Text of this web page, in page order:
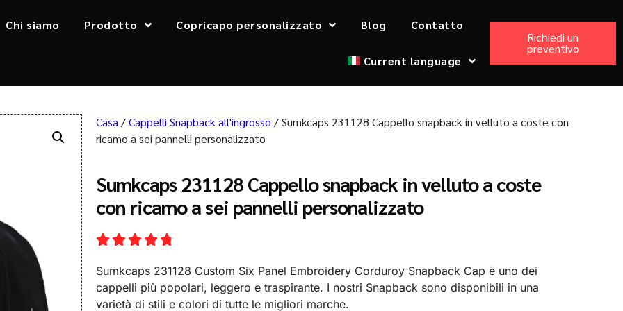
Chi siamo Prodotto Copricapo personalizzato Blog Contatto
Current language
Richiedi un
preventivo
Casa/Cappelli Snapback all'ingrosso / Sumkcaps 231128 Cappello snapback in velluto a coste con
ricamo a sei pannelli personalizzato
Sumkcaps 231128 Cappello snapback in velluto a coste
con ricamo a sei pannelli personalizzato
Sumkcaps 231128 Custom Six Panel Embroidery Corduroy Snapback Cap è uno dei
cappelli più popolari, leggero e traspirante. I nostri Snapback sono disponibili in una
varietà di stili e colori di tutte le migliori marche.